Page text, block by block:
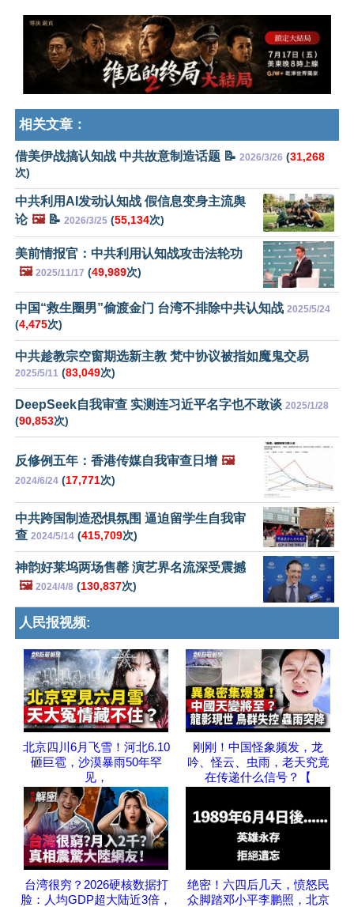
相关文章：
借美伊战搞认知战 中共故意制造话题 📝 2026/3/26 (31,268
次)
中共利用AI发动认知战 假信息变身主流舆
论 🖼️📝 2026/3/25 (55,134次)
美前情报官：中共利用认知战攻击法轮功
🖼️ 2025/11/17 (49,989次)
中国“救生圈男”偷渡金门 台湾不排除中共认知战 2025/5/24
(4,475次)
中共趁教宗空窗期选新主教 梵中协议被指如魔鬼交易
2025/5/11 (83,049次)
DeepSeek自我审查 实测连习近平名字也不敢谈 2025/1/28
(90,853次)
反修例五年：香港传媒自我审查日增 🖼️
2024/6/24 (17,771次)
中共跨国制造恐惧氛围 逼迫留学生自我审
查 2024/5/14 (415,709次)
神韵好莱坞两场售罄 演艺界名流深受震撼
🖼️ 2024/4/8 (130,837次)
人民报视频:
北京四川6月飞雪！河北6.10
砸巨雹，沙漠暴雨50年罕
见，
刚刚！中国怪象频发，龙
吟、怪云、虫雨，老天究竟
在传递什么信号？【
台湾很穷？2026硬核数据打
脸：人均GDP超大陆近3倍，
绝密！六四后几天，愤怒民
众脚踏邓小平李鹏照，北京